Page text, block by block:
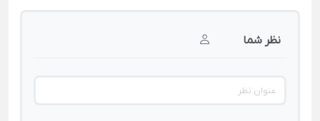
نظر شما